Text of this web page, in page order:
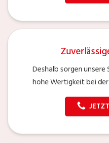
Deshalb sorgen
hohe Wertigkeit bei